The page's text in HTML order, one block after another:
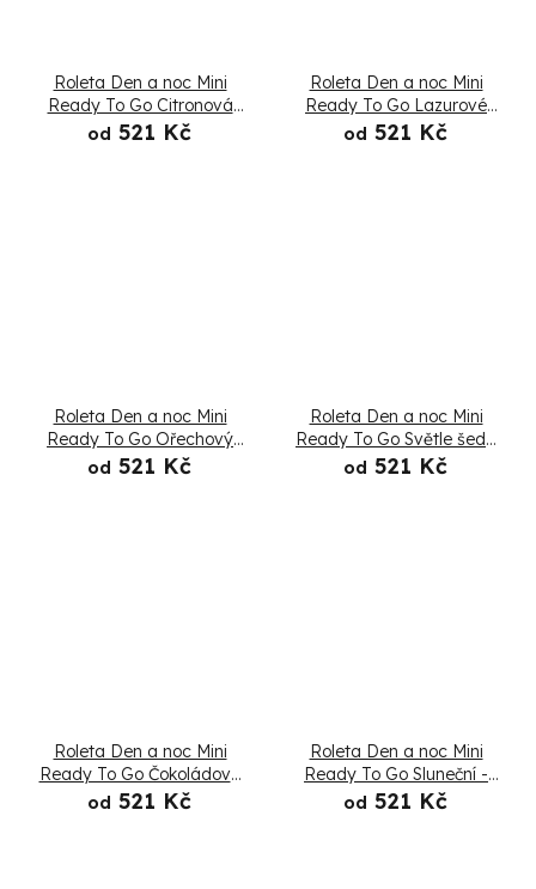
Roleta Den a noc Mini
Ready To Go Citronová
limonáda - Složená
od 521 Kč
Roleta Den a noc Mini
Ready To Go Lazurové
pobřeží - Složená
od 521 Kč
Roleta Den a noc Mini
Ready To Go Ořechový
krém - Složená
od 521 Kč
Roleta Den a noc Mini
Ready To Go Světle šedá
- Složená
od 521 Kč
Roleta Den a noc Mini
Ready To Go Čokoládová
- Složená
od 521 Kč
Roleta Den a noc Mini
Ready To Go Sluneční -
Složená
od 521 Kč